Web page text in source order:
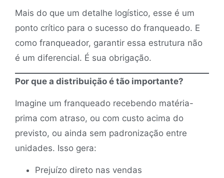
Mais do que um detalhe logístico, esse é um
ponto crítico para o sucesso do franqueado. E
como franqueador, garantir essa estrutura não
é um diferencial. É sua obrigação.
Por que a distribuição é tão importante?
Imagine um franqueado recebendo matéria-
prima com atraso, ou com custo acima do
previsto, ou ainda sem padronização entre
unidades. Isso gera:
Prejuízo direto nas vendas